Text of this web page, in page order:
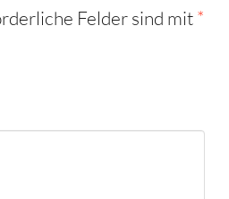
Felder sind mit*